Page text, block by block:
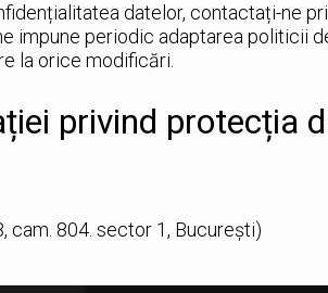
datelor, contactați-ne
impune periodic adaptarea politicii
la orice modificări.
privind protecția
cam. 804. sector 1, București)